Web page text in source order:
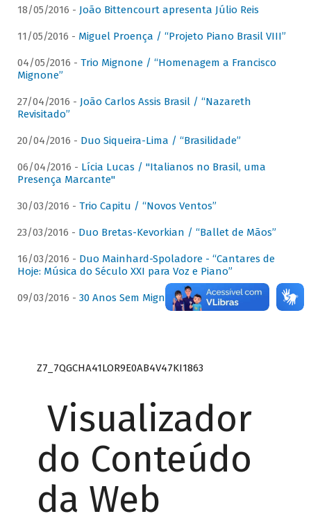
18/05/2016 - João Bittencourt apresenta Júlio Reis
11/05/2016 - Miguel Proença / “Projeto Piano Brasil VIII”
04/05/2016 - Trio Mignone / “Homenagem a Francisco
Mignone”
27/04/2016 - João Carlos Assis Brasil / “Nazareth
Revisitado”
20/04/2016 - Duo Siqueira-Lima / “Brasilidade”
06/04/2016 - Lícia Lucas / "Italianos no Brasil, uma
Presença Marcante"
30/03/2016 - Trio Capitu / “Novos Ventos”
23/03/2016 - Duo Bretas-Kevorkian / “Ballet de Mãos”
16/03/2016 - Duo Mainhard-Spoladore - “Cantares de
Hoje: Música do Século XXI para Voz e Piano”
09/03/2016 - 30 Anos Sem Mignone
Z7_7QGCHA41LOR9E0AB4V47KI1863
Visualizador
do Conteúdo
da Web